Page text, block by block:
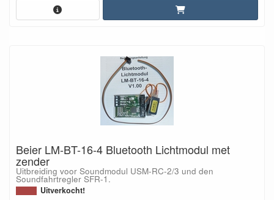
Beier LM-BT-16-4 Bluetooth Lichtmodul met
zender
Uitbreiding voor Soundmodul USM-RC-2/3 und den
Soundfahrtregler SFR-1.
Uitverkocht!